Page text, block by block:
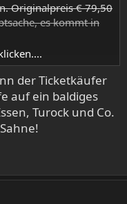
Originalpreis € 79,50
es kommt in
Suche nach einer
freigeworden.
der Ticketkäufer
auf ein baldiges
Turock und Co.